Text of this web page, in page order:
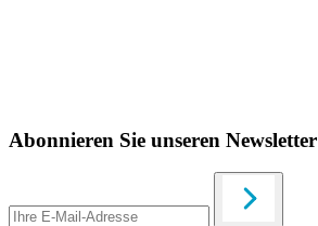
Abonnieren Sie unseren Newsletter